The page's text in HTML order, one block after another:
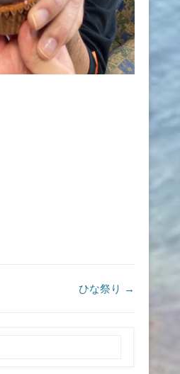
ひな祭り →